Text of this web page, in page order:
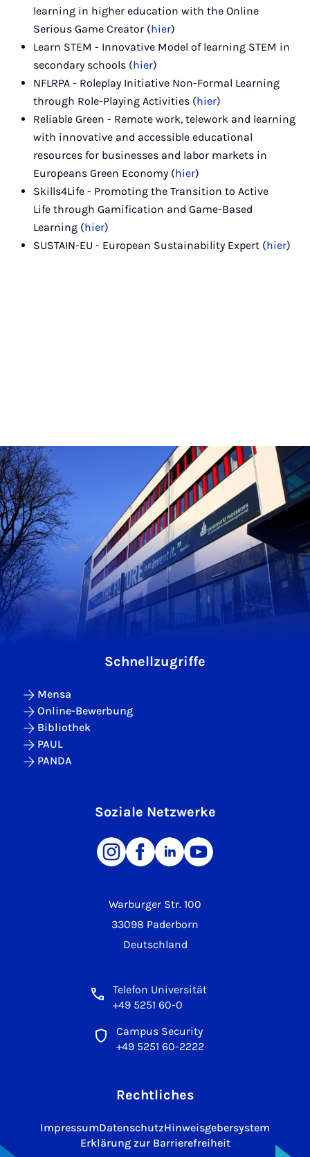
learning in higher education with the Online
Serious Game Creator (hier)
Learn STEM - Innovative Model of learning STEM in
secondary schools (hier)
NFLRPA - Roleplay Initiative Non-Formal Learning
through Role-Playing Activities (hier)
Reliable Green - Remote work, telework and learning
with innovative and accessible educational
resources for businesses and labor markets in
Europeans Green Economy (hier)
Skills4Life - Promoting the Transition to Active
Life through Gamification and Game-Based
Learning (hier)
SUSTAIN-EU - European Sustainability Expert (hier)
Warburger Str. 100
33098 Paderborn
Deutschland
Telefon Universität
+49 5251 60-0
Campus Security
+49 5251 60-2222
Schnellzugriffe
Mensa
Online-Bewerbung
Bibliothek
PAUL
PANDA
Soziale Netzwerke
Rechtliches
ImpressumDatenschutzHinweisgebersystem
Erklärung zur Barrierefreiheit